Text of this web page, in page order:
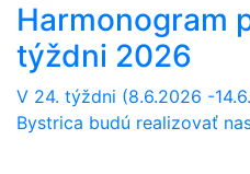
Harmonogram
týždni 2026
V 24. týždni (8.6.2026 -14.6
Bystrica budú realizovať